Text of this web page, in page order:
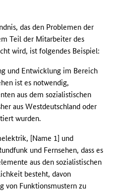
das den Problemen der
Teil der Mitarbeiter des
wird, ist folgendes Beispiel:
und Entwicklung im Bereich
ist es notwendig,
aus dem sozialistischen
aus Westdeutschland oder
wurden.
[Name 1] und
und Fernsehen, dass es
aus den sozialistischen
besteht, davon
von Funktionsmustern zu